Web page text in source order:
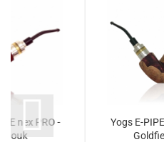
nex PRO -
Yogs E-